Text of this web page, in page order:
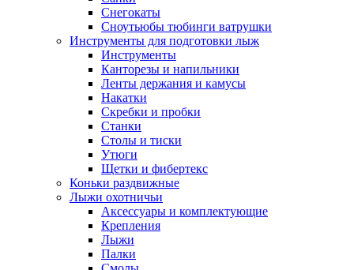
Снегокаты
Сноутьюбы тюбинги ватрушки
Инструменты для подготовки лыж
Инструменты
Канторезы и напильники
Ленты держания и камусы
Накатки
Скребки и пробки
Станки
Столы и тиски
Утюги
Щетки и фибертекс
Коньки раздвижные
Лыжи охотничьи
Аксессуары и комплектующие
Крепления
Лыжи
Палки